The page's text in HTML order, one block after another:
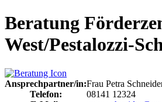
Beratung
West/Pestalozzi-
Ansprechpartner/in:Frau Petra
Telefon:
08141 12324